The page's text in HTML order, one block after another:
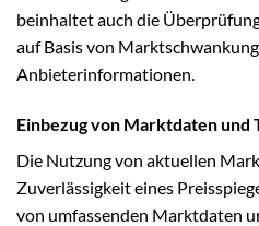
beinhaltet auch die
auf Basis von
Anbieterinformationen.
Einbezug von Marktdaten und
Die Nutzung von aktuellen
Zuverlässigkeit eines
von umfassenden Marktdaten